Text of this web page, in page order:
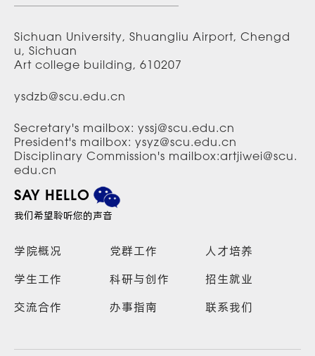
Sichuan University, Shuangliu Airport, Chengd
u, Sichuan
Art college building, 610207
ysdzb@scu.edu.cn
Secretary's mailbox: yssj@scu.edu.cn
President's mailbox: ysyz@scu.edu.cn
Disciplinary Commission's mailbox:artjiwei@scu.
edu.cn
SAY HELLO
我们希望聆听您的声音
学院概况 党群工作
人才培养
学生工作
科研与创作
招生就业
交流合作
办事指南 联系我们